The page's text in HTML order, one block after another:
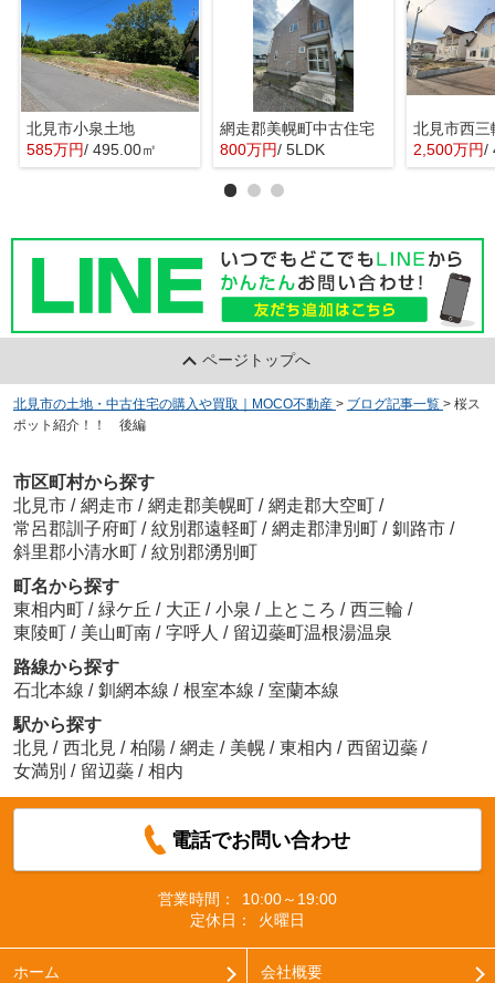
北見市小泉土地
585万円/ 495.00㎡
網走郡美幌町中古住宅
800万円/ 5LDK
北見市西三
2,500万円/
ページトップへ
北見市の土地・中古住宅の購入や買取｜MOCO不動産 > ブログ記事一覧 > 桜ス
ポット紹介！！ 後編
市区町村から探す
北見市 / 網走市 / 網走郡美幌町 / 網走郡大空町 /
常呂郡訓子府町 / 紋別郡遠軽町 / 網走郡津別町 / 釧路市 /
斜里郡小清水町 / 紋別郡湧別町
町名から探す
東相内町 / 緑ケ丘 / 大正 / 小泉 / 上ところ / 西三輪 /
東陵町 / 美山町南 / 字呼人 / 留辺蘂町温根湯温泉
路線から探す
石北本線 / 釧網本線 / 根室本線 / 室蘭本線
駅から探す
北見 / 西北見 / 柏陽 / 網走 / 美幌 / 東相内 / 西留辺蘂 /
女満別 / 留辺蘂 / 相内
電話でお問い合わせ
営業時間：
10:00～19:00
定休日：
火曜日
ホーム 会社概要